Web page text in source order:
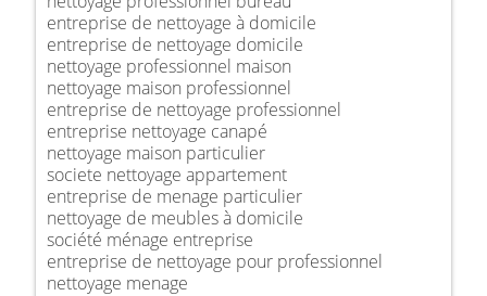
entreprise de nettoyage à domicile
entreprise de nettoyage domicile
nettoyage professionnel maison
nettoyage maison professionnel
entreprise de nettoyage professionnel
entreprise nettoyage canapé
nettoyage maison particulier
societe nettoyage appartement
entreprise de menage particulier
nettoyage de meubles à domicile
société ménage entreprise
entreprise de nettoyage pour professionnel
nettoyage menage